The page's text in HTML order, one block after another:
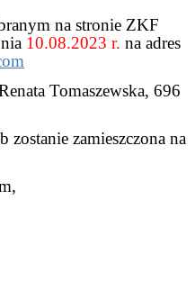
na stronie ZKF
10.08.2023 r. na adres
Tomaszewska, 696
zamieszczona na